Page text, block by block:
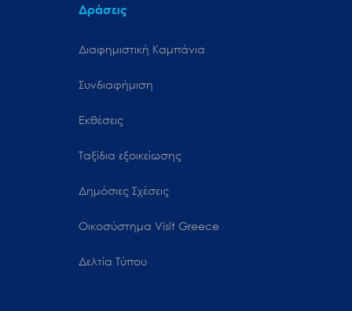
Δράσεις
Διαφημιστική Καμπάνια
Συνδιαφήμιση
Εκθέσεις
Ταξίδια εξοικείωσης
Δημόσιες Σχέσεις
Oικοσύστημα Visit Greece
Δελτία Τύπου